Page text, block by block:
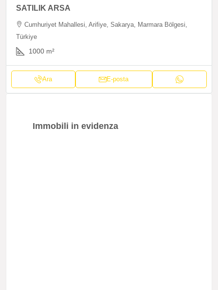
SATILIK ARSA
Cumhuriyet Mahallesi, Arifiye, Sakarya, Marmara Bölgesi,
Türkiye
1000 m²
Ara E-posta
Immobili in evidenza